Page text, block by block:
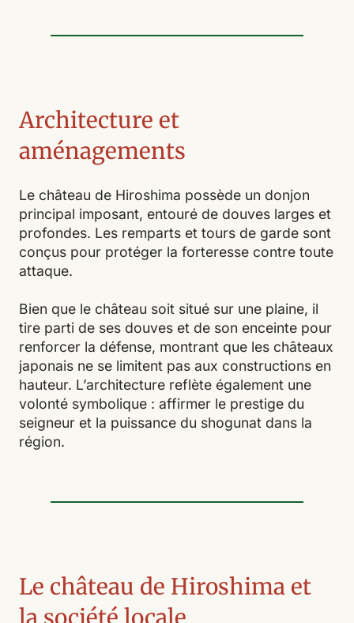
Architecture et
aménagements
Le château de Hiroshima possède un donjon
principal imposant, entouré de douves larges et
profondes. Les remparts et tours de garde sont
conçus pour protéger la forteresse contre toute
attaque.
Bien que le château soit situé sur une plaine, il
tire parti de ses douves et de son enceinte pour
renforcer la défense, montrant que les châteaux
japonais ne se limitent pas aux constructions en
hauteur. L’architecture reflète également une
volonté symbolique : affirmer le prestige du
seigneur et la puissance du shogunat dans la
région.
Le château de Hiroshima et